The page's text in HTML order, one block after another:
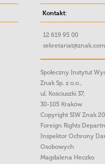
Kontakt:
12 619 95 00
Społeczny Instytut
Znak Sp. z o.o.,
ul. Kościuszki 37,
30-105 Kraków
Copyright SIW Znak
Foreign Rights
Inspektor Ochrony
Osobowych
Magdalena Heczko